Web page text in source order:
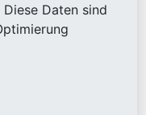
Daten sind